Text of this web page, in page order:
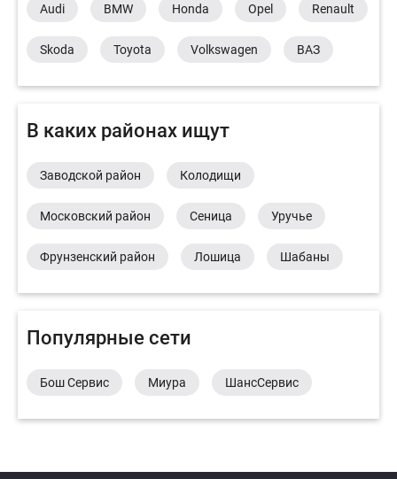
Audi BMW Honda Opel Renault
Skoda Toyota Volkswagen ВАЗ
В каких районах ищут
Заводской район Колодищи
Московский район Сеница Уручье
Фрунзенский район Лошица Шабаны
Популярные сети
Бош Сервис Миура ШансСервис